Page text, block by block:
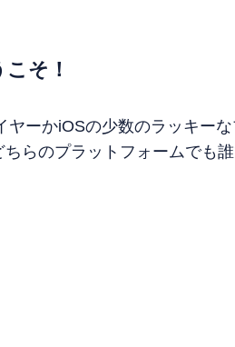
そ！
ーかiOSの少数のラッキー
らのプラットフォームでも